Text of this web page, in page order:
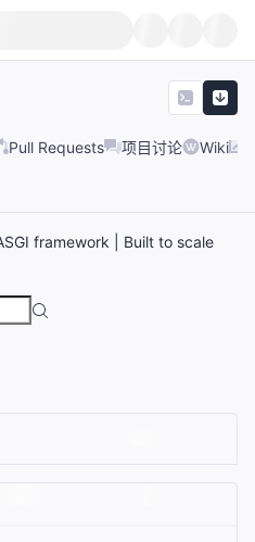
Pull Requests 项目讨论 Wiki
framework | Built to scale